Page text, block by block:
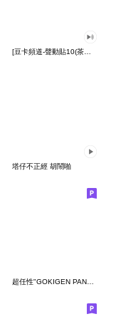
塔仔不正經 胡鬧啪